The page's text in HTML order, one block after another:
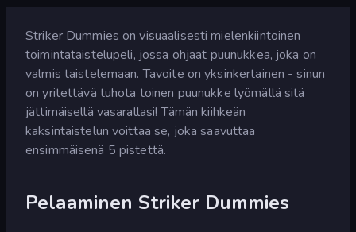
Striker Dummies on visuaalisesti mielenkiintoinen
toimintataistelupeli, jossa ohjaat puunukkea, joka on
valmis taistelemaan. Tavoite on yksinkertainen - sinun
on yritettävä tuhota toinen puunukke lyömällä sitä
jättimäisellä vasarallasi! Tämän kiihkeän
kaksintaistelun voittaa se, joka saavuttaa
ensimmäisenä 5 pistettä.
Pelaaminen Striker Dummies